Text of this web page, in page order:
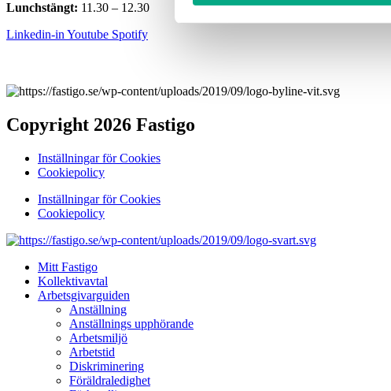
Lunchstängt: 11.30 – 12.30
Linkedin-inYoutube Spotify
Copyright 2026 Fastigo
Inställningar för Cookies
Cookiepolicy
Inställningar för Cookies
Cookiepolicy
Mitt Fastigo
Kollektivavtal
Arbetsgivarguiden
Anställning
Anställnings upphörande
Arbetsmiljö
Arbetstid
Diskriminering
Föräldraledighet